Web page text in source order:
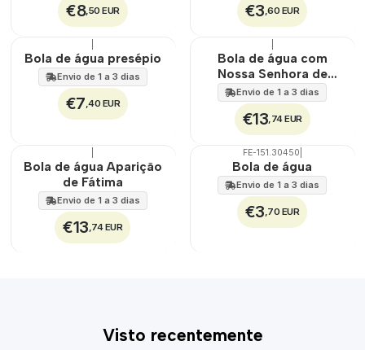
€8,50 EUR €3,60 EUR
Bola de água presépio
Envio de 1 a 3 dias
€7,40 EUR
Bola de água com
Nossa Senhora de
Fátima
Envio de 1 a 3 dias
€13,74 EUR
Bola de água Aparição
de Fátima
Envio de 1 a 3 dias
€13,74 EUR
FE-151.30450
Bola de água
Envio de 1 a 3 dias
€3,70 EUR
Visto recentemente